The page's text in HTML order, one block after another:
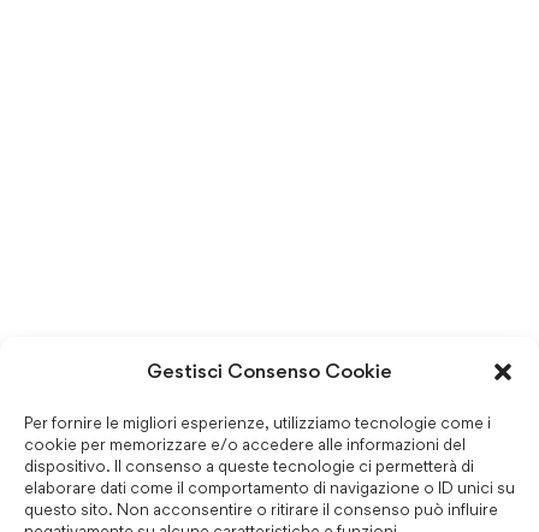
Gestisci Consenso Cookie
Per fornire le migliori esperienze, utilizziamo tecnologie come i
cookie per memorizzare e/o accedere alle informazioni del
dispositivo. Il consenso a queste tecnologie ci permetterà di
elaborare dati come il comportamento di navigazione o ID unici su
questo sito. Non acconsentire o ritirare il consenso può influire